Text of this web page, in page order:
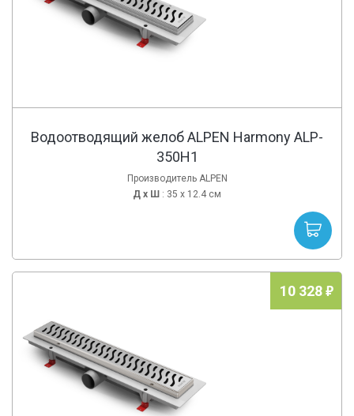
Водоотводящий желоб ALPEN Harmony ALP-
350H1
Производитель ALPEN
Д х Ш : 35 x 12.4 см
10 328